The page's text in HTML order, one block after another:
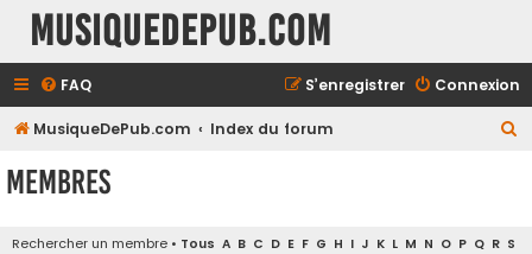
MusiqueDePub.com
FAQ Connexion
S’enregistrer
MusiqueDePub.com Index du forum
Membres
Rechercher un membre • Tous A B C D E F G H I J K L M N O P Q R S